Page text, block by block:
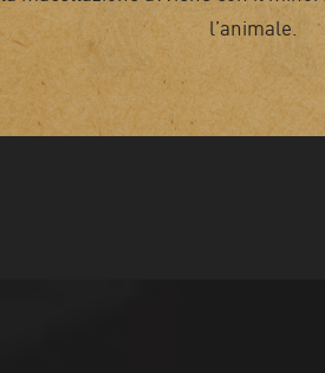
l’animale.